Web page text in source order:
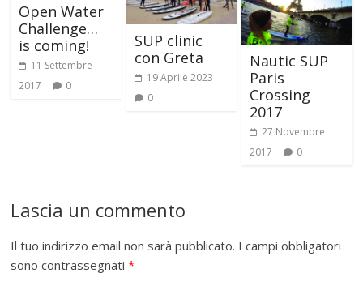
Open Water
Challenge…
is coming!
11 Settembre
2017
0
SUP clinic
con Greta
19 Aprile 2023
0
Nautic SUP
Paris
Crossing
2017
27 Novembre
2017
0
Lascia un commento
Il tuo indirizzo email non sarà pubblicato. I campi obbligatori
sono contrassegnati*